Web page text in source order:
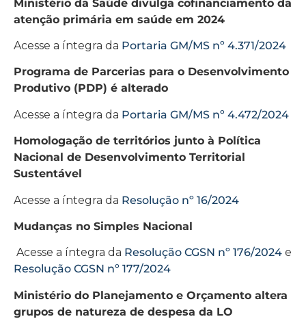
Ministério da Saúde divulga cofinanciamento da
atenção primária em saúde em 2024
Acesse a íntegra da Portaria GM/MS nº 4.371/2024
Programa de Parcerias para o Desenvolvimento
Produtivo (PDP) é alterado
Acesse a íntegra da Portaria GM/MS nº 4.472/2024
Homologação de territórios junto à Política
Nacional de Desenvolvimento Territorial
Sustentável
Acesse a íntegra da Resolução nº 16/2024
Mudanças no Simples Nacional
Acesse a íntegra da Resolução CGSN nº 176/2024 e
Resolução CGSN nº 177/2024
Ministério do Planejamento e Orçamento altera
grupos de natureza de despesa da LO